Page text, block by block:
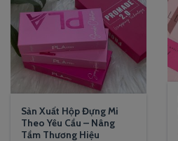
Sản Xuất Hộp Đựng Mi
Theo Yêu Cầu – Nâng
Tầm Thương Hiệu